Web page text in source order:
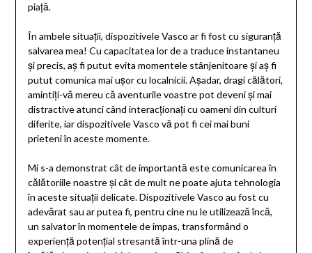
piață.
În ambele situații, dispozitivele Vasco ar fi fost cu siguranță
salvarea mea! Cu capacitatea lor de a traduce instantaneu
și precis, aș fi putut evita momentele stânjenitoare și aș fi
putut comunica mai ușor cu localnicii. Așadar, dragi călători,
amintiți-vă mereu că aventurile voastre pot deveni și mai
distractive atunci când interacționați cu oameni din culturi
diferite, iar dispozitivele Vasco vă pot fi cei mai buni
prieteni în aceste momente.
Mi s-a demonstrat cât de importantă este comunicarea în
călătoriile noastre și cât de mult ne poate ajuta tehnologia
în aceste situații delicate. Dispozitivele Vasco au fost cu
adevărat sau ar putea fi, pentru cine nu le utilizează încă,
un salvator în momentele de impas, transformând o
experiență potențial stresantă într-una plină de